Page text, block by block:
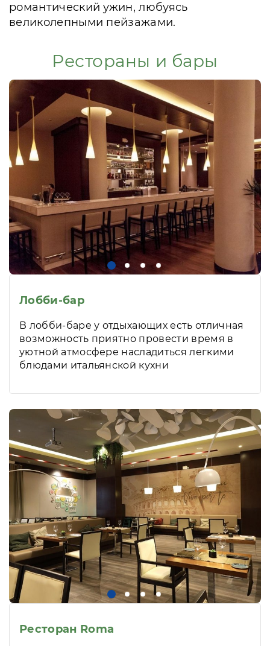
романтический ужин, любуясь
великолепными пейзажами.
Рестораны и бары
Лобби-бар
В лобби-баре у отдыхающих есть отличная
возможность приятно провести время в
уютной атмосфере насладиться легкими
блюдами итальянской кухни
Ресторан Roma